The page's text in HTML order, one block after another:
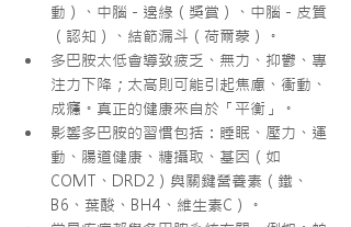
動）、中腦－邊緣（獎賞）、中腦－皮質
（認知）、結節漏斗（荷爾蒙）。
多巴胺太低會導致疲乏、無力、抑鬱、專
注力下降；太高則可能引起焦慮、衝動、
成癮。真正的健康來自於「平衡」。
影響多巴胺的習慣包括：睡眠、壓力、運
動、腸道健康、糖攝取、基因（如
COMT、DRD2）與關鍵營養素（鐵、
B6、葉酸、BH4、維生素C）。